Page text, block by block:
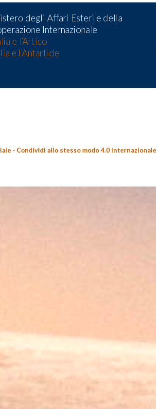
degli Affari Esteri e della
Internazionale
e l’Artico
e l’Antartide
- Condividi allo stesso modo 4.0 Internazionale